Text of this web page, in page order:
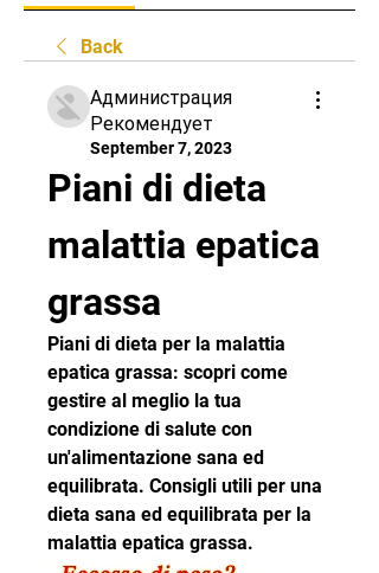
Back
Администрация
Рекомендует
September 7, 2023
Piani di dieta
malattia epatica
grassa
Piani di dieta per la malattia
epatica grassa: scopri come
gestire al meglio la tua
condizione di salute con
un'alimentazione sana ed
equilibrata. Consigli utili per una
dieta sana ed equilibrata per la
malattia epatica grassa.